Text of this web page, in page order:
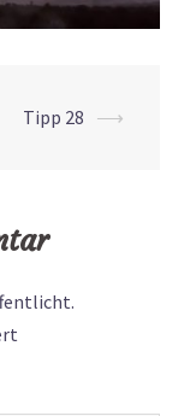
Tipp 28 ⟶